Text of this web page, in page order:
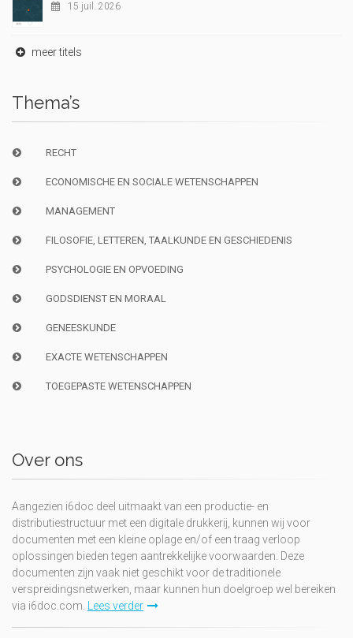
15 juil. 2026
meer titels
Thema’s
RECHT
ECONOMISCHE EN SOCIALE WETENSCHAPPEN
MANAGEMENT
FILOSOFIE, LETTEREN, TAALKUNDE EN GESCHIEDENIS
PSYCHOLOGIE EN OPVOEDING
GODSDIENST EN MORAAL
GENEESKUNDE
EXACTE WETENSCHAPPEN
TOEGEPASTE WETENSCHAPPEN
Over ons
Aangezien i6doc deel uitmaakt van een productie- en
distributiestructuur met een digitale drukkerij, kunnen wij voor
documenten met een kleine oplage en/of een traag verloop
oplossingen bieden tegen aantrekkelijke voorwaarden. Deze
documenten zijn vaak niet geschikt voor de traditionele
verspreidingsnetwerken, maar kunnen hun doelgroep wel bereiken
via i6doc.com. Lees verder